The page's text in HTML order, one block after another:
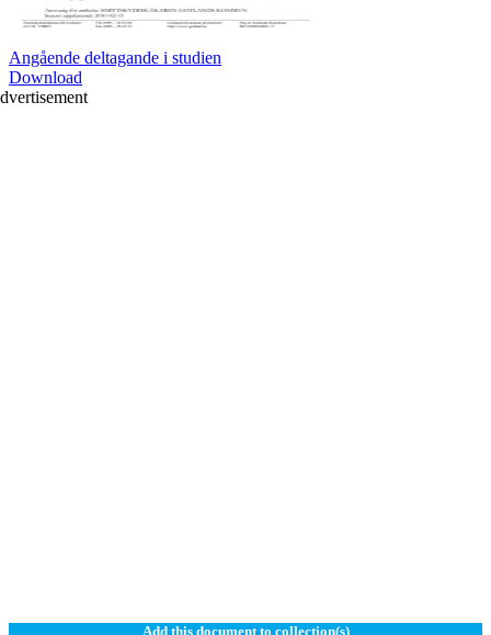
Angående deltagande i studien
Download
Add this document to collection(s)